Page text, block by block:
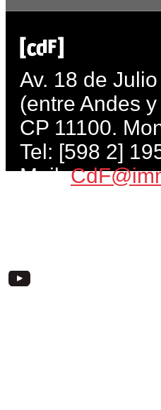
Av. 18 de
(entre Andes
CP 11100.
Tel: [598 2]
Mail: